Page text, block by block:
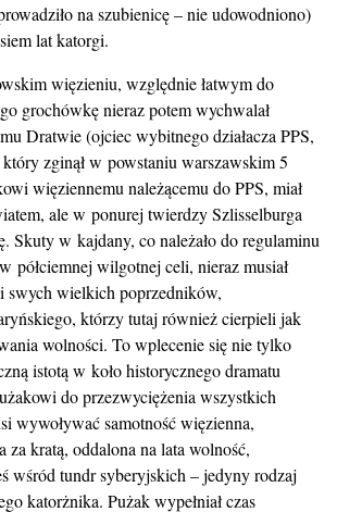
na szubienicę – nie udowodniono)
lat katorgi.
więzieniu, względnie łatwym do
grochówkę nieraz potem wychwalał
Dratwie (ojciec wybitnego działacza PPS,
zginął w powstaniu warszawskim 5
więziennemu należącemu do PPS, miał
ale w ponurej twierdzy Szlisselburga
Skuty w kajdany, co należało do regulaminu
półciemnej wilgotnej celi, nieraz musiał
swych wielkich poprzedników,
którzy tutaj również cierpieli jak
wolności. To wplecenie się nie tylko
istotą w koło historycznego dramatu
do przezwyciężenia wszystkich
wywoływać samotność więzienna,
za kratą, oddalona na lata wolność,
wśród tundr syberyjskich – jedyny rodzaj
katorżnika. Pużak wypełniał czas